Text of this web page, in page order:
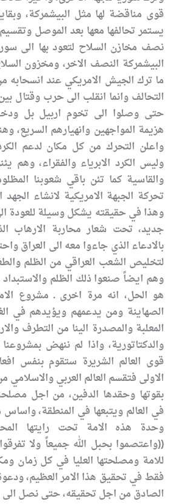
قوى مناقضة لها مثل البيشمركة،
يستمر تحالفها معها بعد الموصل
نصف مخازن السلاح لتعود بها الى
البيشمركة النصف الاخر، ومخزون
ما ترك الجيش الامريكي عند انسحابه
التحالف وانما انقلب الى حرب وقتال
حتى وصلوا الى تخوم اربيل بل
هزيمة المواجهين وانهيارهم السريع،
واعلن التحرك من كل مكان لدعم
وليس الكرد الابرياء والفقراء، وهم
والقاسية كما تئن باقي شعوبنا
تحركة الجبهة الامريكية لانشاء الجهد
وهذا في حقيقته يشكل وسيلة للعودة
جديد، تحت شعار محاربة الارهاب
بالادعاء الذي جاءوا معه الى العراق
لتخليص الشعب العراقي من الظلم
وهم ايضاً صنعوا ذلك الظلم والاستبداد
هو الحل، انه مرة اخرى ـ مشروع
الصهاينة ومن يدعمهم ويؤيدهم في
المعلبة والمصدرة الينا من التطرف
والدكتاتورية، واذا لم ننهض
قوى العالم الشريرة ستقوم بنفس
الاولى فتقسم العالم العربي
بقوتها وحقدها الدفين، من اجل
في العالم ويتبعها في المنطقة،
وحدة هذه الامة تحت رايتها
((واعتصموا بحبل الله جميعاً ولا
للامة ومصلحتها العليا في كل زمان
فقط في تحقيق هذا الامر العظيم، ودعوة
الصادق من اجل تحقيقه، حتى نصل الى